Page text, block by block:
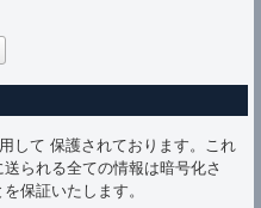
して 保護されております。これ
られる全ての情報は暗号化さ
保証いたします。